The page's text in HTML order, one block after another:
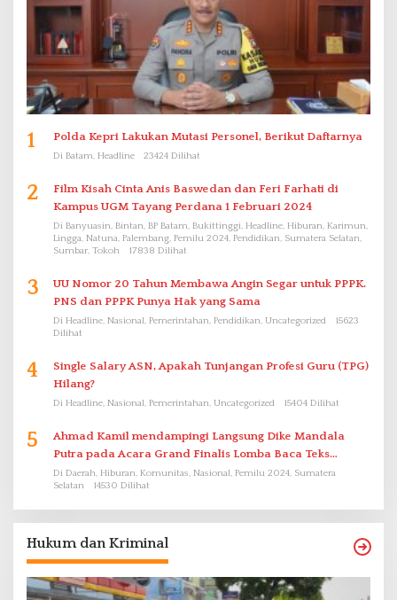
1 Polda Kepri Lakukan Mutasi Personel, Berikut Daftarnya
Di Batam, Headline 23424 Dilihat
2
Film Kisah Cinta Anis Baswedan dan Feri Farhati di
Kampus UGM Tayang Perdana 1 Februari 2024
Di Banyuasin, Bintan, BP Batam, Bukittinggi, Headline, Hiburan, Karimun,
Lingga, Natuna, Palembang, Pemilu 2024, Pendidikan, Sumatera Selatan,
Sumbar, Tokoh
17838 Dilihat
3
UU Nomor 20 Tahun Membawa Angin Segar untuk PPPK.
PNS dan PPPK Punya Hak yang Sama
Di Headline, Nasional, Pemerintahan, Pendidikan, Uncategorized
15623
Dilihat
4
Single Salary ASN, Apakah Tunjangan Profesi Guru (TPG)
Hilang?
Di Headline, Nasional, Pemerintahan, Uncategorized 15404 Dilihat
5
Ahmad Kamil mendampingi Langsung Dike Mandala
Putra pada Acara Grand Finalis Lomba Baca Teks
Proklamasi Mirip Bung Karno di Bali
Di Daerah, Hiburan, Komunitas, Nasional, Pemilu 2024, Sumatera
Selatan
14530 Dilihat
Hukum dan Kriminal